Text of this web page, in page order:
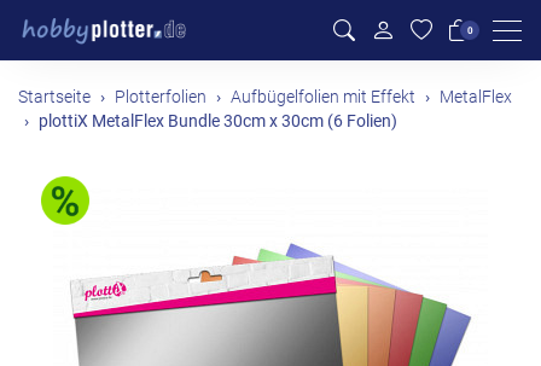
0
Startseite Plotterfolien Aufbügelfolien mit Effekt MetalFlex
plottiX MetalFlex Bundle 30cm x 30cm (6 Folien)